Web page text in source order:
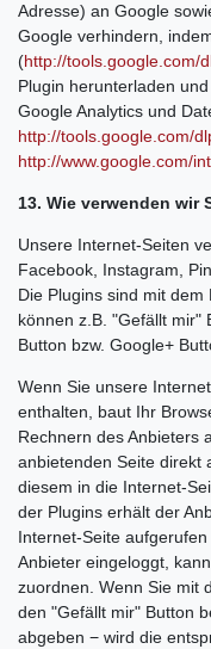
Adresse) an Google
Google verhindern,
(http://tools.google.com/
Plugin herunterladen
Google Analytics und
http://tools.google.com/
http://www.google.com/
13. Wie verwenden wir
Unsere Internet-Seiten
Facebook, Instagram,
Die Plugins sind mit
können z.B. "Gefällt mir"
Button bzw. Google+
Wenn Sie unsere
enthalten, baut Ihr
Rechnern des Anbieters
anbietenden Seite direkt
diesem in die Internet-
der Plugins erhält der
Internet-Seite
Anbieter eingeloggt,
zuordnen. Wenn Sie mit
den "Gefällt mir" Button
abgeben − wird die